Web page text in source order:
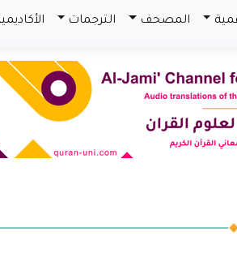
المصحف الترجمات